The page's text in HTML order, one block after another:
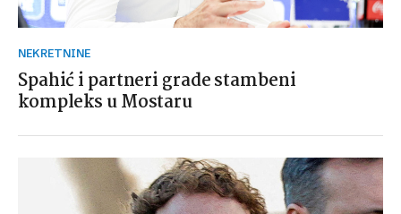
NEKRETNINE
Spahić i partneri grade stambeni
kompleks u Mostaru